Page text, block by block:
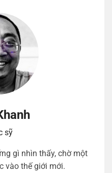
sỹ
gì nhìn thấy, chờ một
vào thế giới mới.